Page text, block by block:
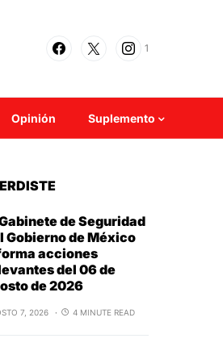
1
Opinión Suplemento
de Seguridad
Gobierno de México
acciones
del 06 de
de 2026
7, 2026 4 MINUTE READ